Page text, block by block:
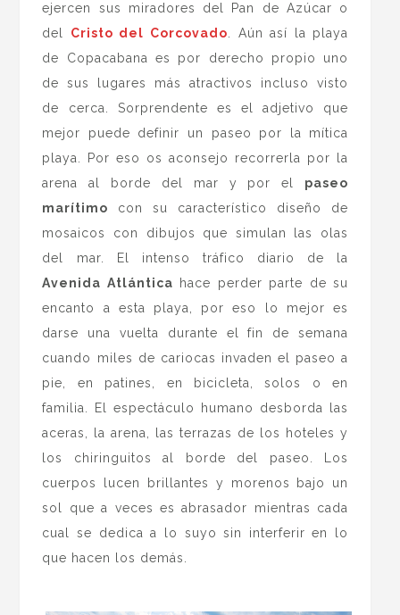
ejercen sus miradores del Pan de Azúcar o
del Cristo del Corcovado. Aún así la playa
de Copacabana es por derecho propio uno
de sus lugares más atractivos incluso visto
de cerca. Sorprendente es el adjetivo que
mejor puede definir un paseo por la mítica
playa. Por eso os aconsejo recorrerla por la
arena al borde del mar y por el paseo
marítimo con su característico diseño de
mosaicos con dibujos que simulan las olas
del mar. El intenso tráfico diario de la
Avenida Atlántica hace perder parte de su
encanto a esta playa, por eso lo mejor es
darse una vuelta durante el fin de semana
cuando miles de cariocas invaden el paseo a
pie, en patines, en bicicleta, solos o en
familia. El espectáculo humano desborda las
aceras, la arena, las terrazas de los hoteles y
los chiringuitos al borde del paseo. Los
cuerpos lucen brillantes y morenos bajo un
sol que a veces es abrasador mientras cada
cual se dedica a lo suyo sin interferir en lo
que hacen los demás.